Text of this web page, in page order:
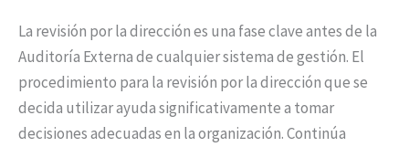
La revisión por la dirección es una fase clave antes de la
Auditoría Externa de cualquier sistema de gestión. El
procedimiento para la revisión por la dirección que se
decida utilizar ayuda significativamente a tomar
decisiones adecuadas en la organización. Continúa